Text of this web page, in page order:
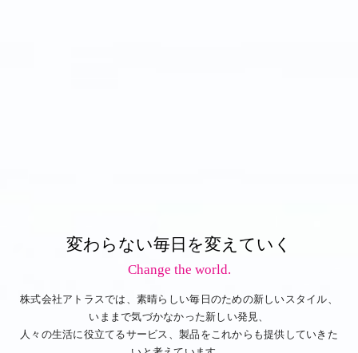
変わらない毎日を変えていく
Change the world.
株式会社アトラスでは、素晴らしい毎日のための新しいスタイル、
いままで気づかなかった新しい発見、
人々の生活に役立てるサービス、製品をこれからも提供していきた